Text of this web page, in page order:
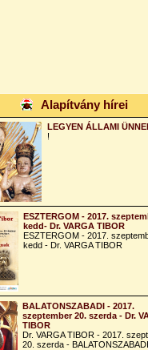
Alapítvány hírei
LEGYEN ÁLLAMI
!
ESZTERGOM - 2017.
kedd- Dr. VARGA TIBOR
ESZTERGOM - 2017.
kedd - Dr. VARGA TIBOR
BALATONSZABADI - 2017.
szeptember 20. szerda - Dr.
TIBOR
Dr. VARGA TIBOR - 2017.
20. szerda - BALATONSZABADI